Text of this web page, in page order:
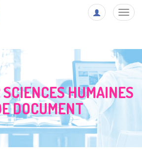
SCIENCES HUMAINES
DOCUMENT